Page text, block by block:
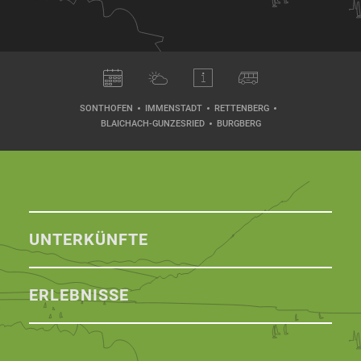
SONTHOFEN IMMENSTADT
RETTENBERG
BLAICHACH-GUNZESRIED
BURGBERG
UNTERKÜNFTE
ERLEBNISSE